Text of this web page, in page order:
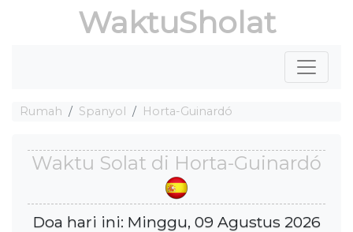
WaktuSholat
Rumah Spanyol Horta-Guinardó
Waktu Solat di Horta-Guinardó
Doa hari ini: Minggu, 09 Agustus 2026